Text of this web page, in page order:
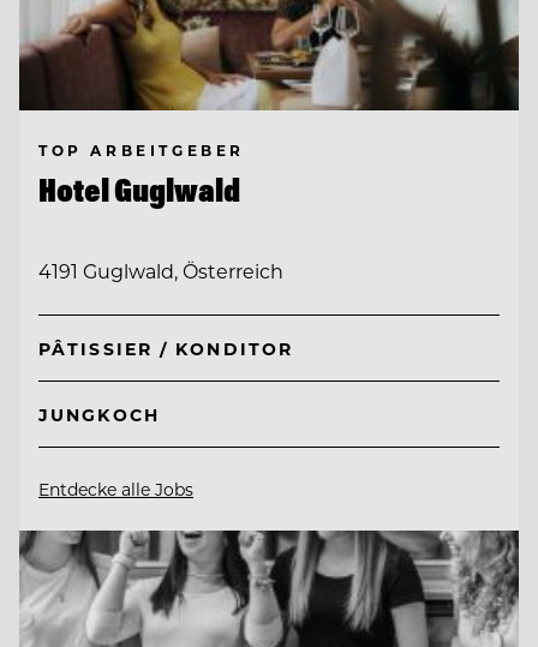
TOP ARBEITGEBER
Hotel Guglwald
4191 Guglwald, Österreich
PÂTISSIER / KONDITOR
JUNGKOCH
Entdecke alle Jobs